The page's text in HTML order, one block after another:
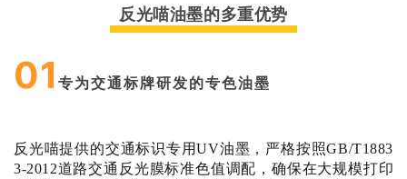
反光喵油墨的多重优势
01专为交通标牌研发的专色油墨
反光喵提供的交通标识专用UV油墨，严格按照GB/T1883
3-2012道路交通反光膜标准色值调配，确保在大规模打印